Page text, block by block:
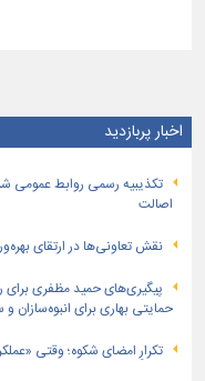
اخبار پربازدید
تكذیبیه رسمی روابط عمومی
اصالت
نقش تعاونی‌ها در ارتقای
پیگیری‌های حمید مظفری برای
حمایتی بهاری برای انبوه‌سازان و
تکرارِ امضای شکوه؛ وقتی